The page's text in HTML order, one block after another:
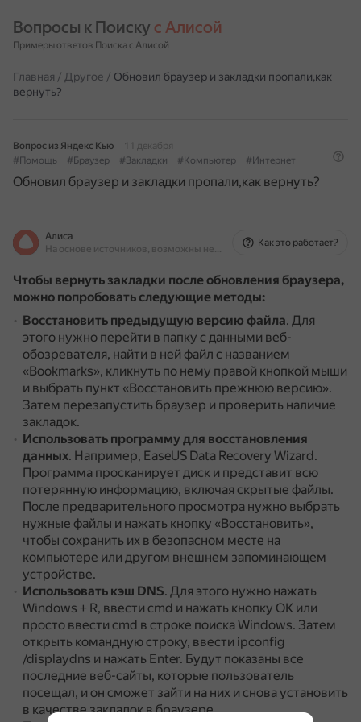
Вопросы к Поиску с Алисой
Примеры ответов Поиска с Алисой
Главная / Другое / Обновил браузер и закладки пропали,как
вернуть?
Вопрос из Яндекс Кью
11 декабря
#Помощь
#Браузер #Закладки #Компьютер #Интернет
Обновил браузер и закладки пропали,как вернуть?
Алиса
На основе источников, возможны неточности
Как это работает?
Чтобы вернуть закладки после обновления браузера,
можно попробовать следующие методы:
Восстановить предыдущую версию файла. Для
этого нужно перейти в папку с данными веб-
обозревателя, найти в ней файл с названием
«Bookmarks», кликнуть по нему правой кнопкой мыши
и выбрать пункт «Восстановить прежнюю версию».
Затем перезапустить браузер и проверить наличие
закладок.
Использовать программу для восстановления
данных. Например, EaseUS Data Recovery Wizard.
Программа просканирует диск и представит всю
потерянную информацию, включая скрытые файлы.
После предварительного просмотра нужно выбрать
нужные файлы и нажать кнопку «Восстановить»,
чтобы сохранить их в безопасном месте на
компьютере или другом внешнем запоминающем
устройстве.
Использовать кэш DNS. Для этого нужно нажать
Windows + R, ввести cmd и нажать кнопку ОК или
просто ввести cmd в строке поиска Windows. Затем
открыть командную строку, ввести ipconfig
/displaydns и нажать Enter. Будут показаны все
последние веб-сайты, которые пользователь
посещал, и он сможет зайти на них и снова установить
в качестве закладок в браузере.